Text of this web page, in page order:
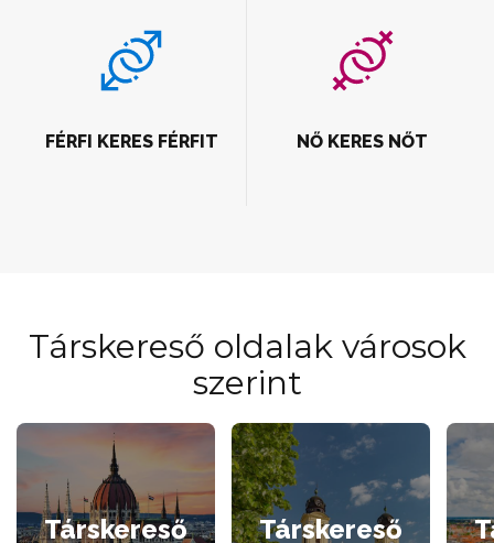
FÉRFI KERES FÉRFIT NŐ KERES NŐT
Társkereső oldalak városok
szerint
Társkereső
Társkereső